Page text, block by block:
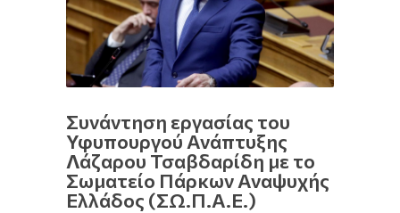
Συνάντηση εργασίας του
Υφυπουργού Ανάπτυξης
Λάζαρου Τσαβδαρίδη με το
Σωματείο Πάρκων Αναψυχής
Ελλάδος (ΣΩ.Π.Α.Ε.)